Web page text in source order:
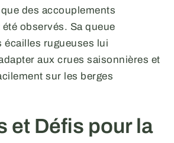
des accouplements
observés. Sa queue
écailles rugueuses lui
aux crues saisonnières et
sur les berges
et Défis pour la